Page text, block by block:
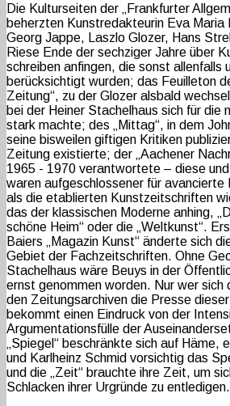
Die Kulturseiten der „Frankfurter
beherzten Kunstredakteurin Eva Maria
Georg Jappe, Laszlo Glozer, Hans
Riese Ende der sechziger Jahre über
schreiben anfingen, die sonst allenfalls
berücksichtigt wurden; das Feuilleton
Zeitung“, zu der Glozer alsbald
bei der Heiner Stachelhaus sich für die
stark machte; des „Mittag“, in dem
seine bisweilen giftigen Kritiken
Zeitung existierte; der „Aachener
1965 - 1970 verantwortete – diese
waren aufgeschlossener für avancierte
als die etablierten Kunstzeitschriften
das der klassischen Moderne anhing,
schöne Heim“ oder die „Weltkunst“.
Baiers „Magazin Kunst“ änderte sich
Gebiet der Fachzeitschriften. Ohne
Stachelhaus wäre Beuys in der
ernst genommen worden. Nur wer sich
den Zeitungsarchiven die Presse
bekommt einen Eindruck von der
Argumentationsfülle der
„Spiegel“ beschränkte sich auf Häme,
und Karlheinz Schmid vorsichtig das
und die „Zeit“ brauchte ihre Zeit, um
Schlacken ihrer Urgründe zu entledigen.